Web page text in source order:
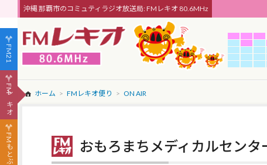
沖縄 那覇市のコミュティラジオ放送局: FMレキオ 80.6MHz
ホーム FMレキオ便り ON AIR
おもろまちメディカルセン
FM21
FMレキオ
FMもとぶ